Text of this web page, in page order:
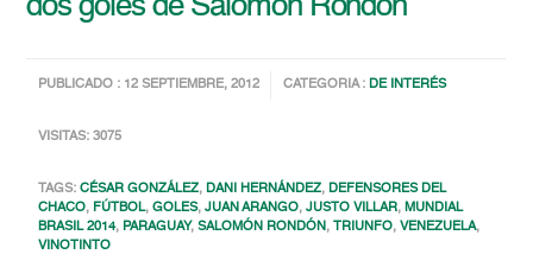
dos goles de Salomón Rondón
PUBLICADO : 12 SEPTIEMBRE, 2012 CATEGORIA :DE INTERÉS
VISITAS: 3075
TAGS:CÉSAR GONZÁLEZ,DANI HERNÁNDEZ,DEFENSORES DEL
CHACO, FÚTBOL,GOLES,JUAN ARANGO,JUSTO VILLAR,MUNDIAL
BRASIL 2014, PARAGUAY,SALOMÓN RONDÓN, TRIUNFO,VENEZUELA,
VINOTINTO